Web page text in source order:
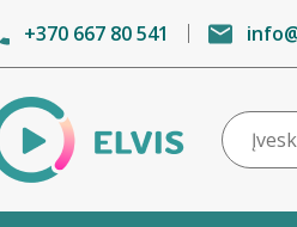
+370 667 80 541